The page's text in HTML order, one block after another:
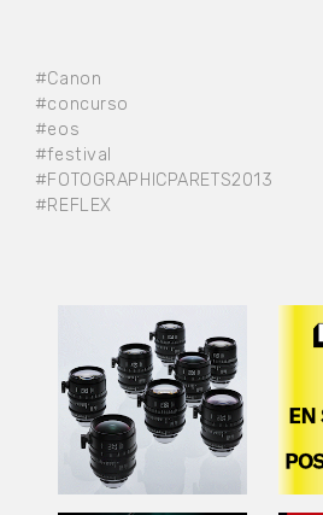
#Canon
#concurso
#eos
#festival
#FOTOGRAPHICPARETS2013
#REFLEX